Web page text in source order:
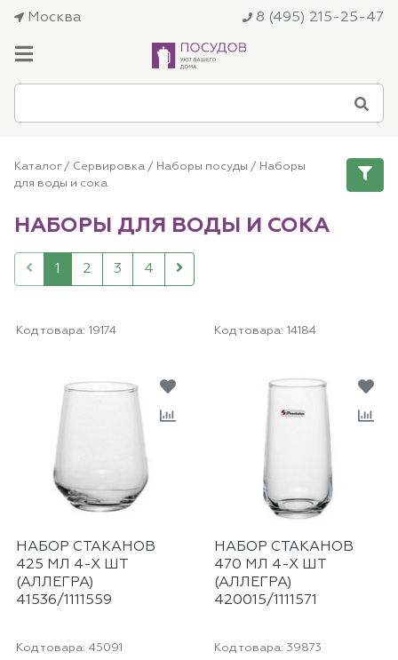
Москва 8 (495) 215-25-47
Каталог/ Сервировка / Наборы посуды / Наборы
для воды и сока
НАБОРЫ ДЛЯ ВОДЫ И СОКА
1 2 3 4
Код товара: 19174
НАБОР СТАКАНОВ
425 МЛ 4-Х ШТ
(АЛЛЕГРА)
41536/1111559
Код товара: 14184
НАБОР СТАКАНОВ
470 МЛ 4-Х ШТ
(АЛЛЕГРА)
420015/1111571
Код товара: 45091 Код товара: 39873